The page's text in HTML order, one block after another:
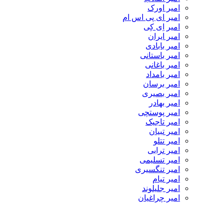
امیر اورک
امیر ای پی اس ام
امیر اِی کِی
امیر ایران
امیر بابادی
امیر باستانی
امیر باغانی
امیر بامداد
امیر برسان
امیر بصیری
امیر بهادر
امیر پوستچی
امیر تاجیک
امیر تبیان
امیر تتلو
امیر ترابی
امیر تسلیمی
امیر تنگسیری
امیر تیام
امیر جلیلوند
امیر چراغیان